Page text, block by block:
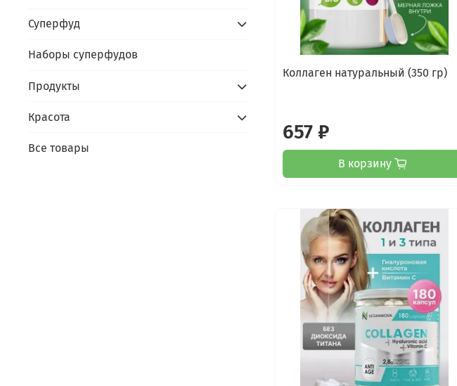
Коллаген натуральный (350 гр)
657 ₽
В корзину
Суперфуд
Наборы суперфудов
Продукты
Красота
Все товары